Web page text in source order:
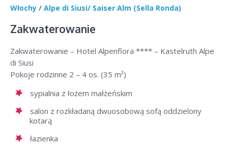
Włochy / Alpe di Siusi/ Saiser Alm (Sella Ronda)
Zakwaterowanie
Zakwaterowanie – Hotel Alpenflora **** – Kastelruth Alpe
di Siusi
Pokoje rodzinne 2 – 4 os. (35 m²)
sypialnia z łożem małżeńskim
salon z rozkładaną dwuosobową sofą oddzielony
kotarą
łazienka